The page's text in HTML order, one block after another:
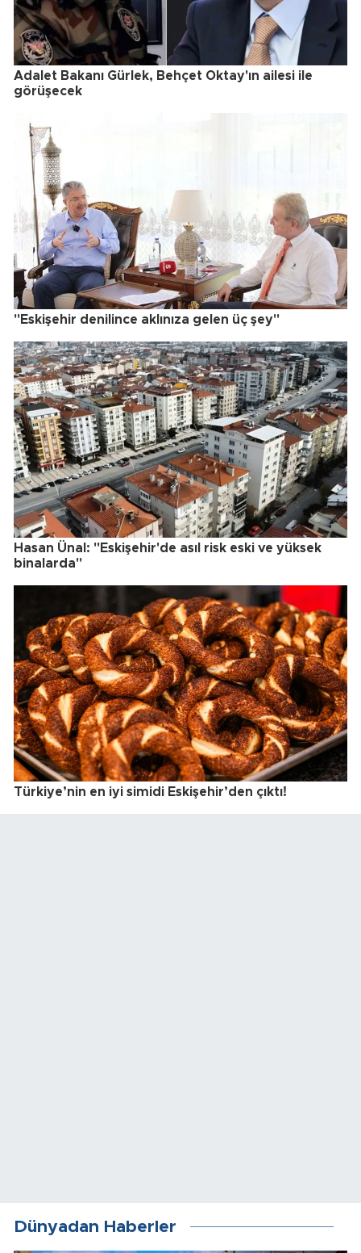
Adalet Bakanı Gürlek, Behçet Oktay'ın ailesi ile
görüşecek
"Eskişehir denilince aklınıza gelen üç şey"
Hasan Ünal: "Eskişehir'de asıl risk eski ve yüksek
binalarda"
Türkiye’nin en iyi simidi Eskişehir’den çıktı!
Dünyadan Haberler